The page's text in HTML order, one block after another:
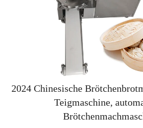
2024 Chinesische
Teigmaschine,